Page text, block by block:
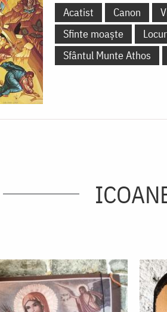
Acatist Canon
Sfinte moaște
Sfântul Munte Athos